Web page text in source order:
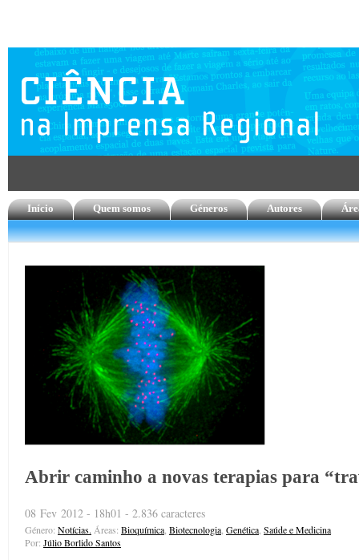
Início Quem somos Géneros Autores
Abrir caminho a novas terapias para
08 Fev 2012 - 18h01 - 2.836 caracteres
Género: Notícias. Áreas: Bioquímica Biotecnologia Genética Saúde e Medicina
Por: Júlio Borlido Santos